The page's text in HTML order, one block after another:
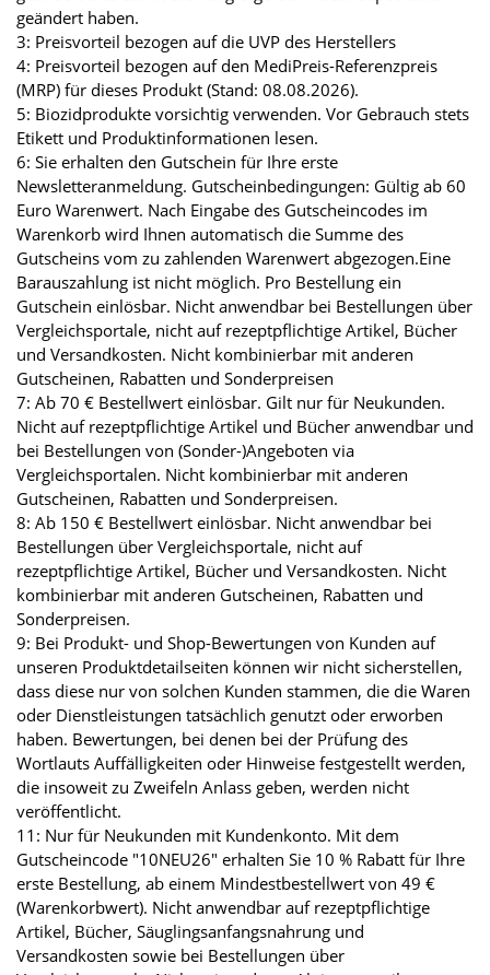
geändert haben.
3: Preisvorteil bezogen auf die UVP des Herstellers
4: Preisvorteil bezogen auf den MediPreis-Referenzpreis
(MRP) für dieses Produkt (Stand: 08.08.2026).
5: Biozidprodukte vorsichtig verwenden. Vor Gebrauch stets
Etikett und Produktinformationen lesen.
6: Sie erhalten den Gutschein für Ihre erste
Newsletteranmeldung. Gutscheinbedingungen: Gültig ab 60
Euro Warenwert. Nach Eingabe des Gutscheincodes im
Warenkorb wird Ihnen automatisch die Summe des
Gutscheins vom zu zahlenden Warenwert abgezogen.Eine
Barauszahlung ist nicht möglich. Pro Bestellung ein
Gutschein einlösbar. Nicht anwendbar bei Bestellungen über
Vergleichsportale, nicht auf rezeptpflichtige Artikel, Bücher
und Versandkosten. Nicht kombinierbar mit anderen
Gutscheinen, Rabatten und Sonderpreisen
7: Ab 70 € Bestellwert einlösbar. Gilt nur für Neukunden.
Nicht auf rezeptpflichtige Artikel und Bücher anwendbar und
bei Bestellungen von (Sonder-)Angeboten via
Vergleichsportalen. Nicht kombinierbar mit anderen
Gutscheinen, Rabatten und Sonderpreisen.
8: Ab 150 € Bestellwert einlösbar. Nicht anwendbar bei
Bestellungen über Vergleichsportale, nicht auf
rezeptpflichtige Artikel, Bücher und Versandkosten. Nicht
kombinierbar mit anderen Gutscheinen, Rabatten und
Sonderpreisen.
9: Bei Produkt- und Shop-Bewertungen von Kunden auf
unseren Produktdetailseiten können wir nicht sicherstellen,
dass diese nur von solchen Kunden stammen, die die Waren
oder Dienstleistungen tatsächlich genutzt oder erworben
haben. Bewertungen, bei denen bei der Prüfung des
Wortlauts Auffälligkeiten oder Hinweise festgestellt werden,
die insoweit zu Zweifeln Anlass geben, werden nicht
veröffentlicht.
11: Nur für Neukunden mit Kundenkonto. Mit dem
Gutscheincode "10NEU26" erhalten Sie 10 % Rabatt für Ihre
erste Bestellung, ab einem Mindestbestellwert von 49 €
(Warenkorbwert). Nicht anwendbar auf rezeptpflichtige
Artikel, Bücher, Säuglingsanfangsnahrung und
Versandkosten sowie bei Bestellungen über